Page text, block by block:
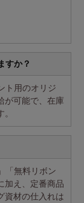
すか？
ト用のオリジ
が可能で、在庫
「無料リボン
加え、定番商品
資材の仕入れは